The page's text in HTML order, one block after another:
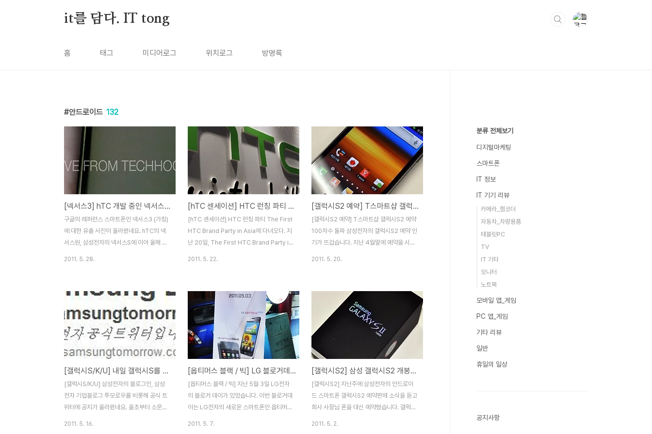
it를 담다. IT tong
홈 태그 미디어로그 위치로그 방명록
안드로이드 132
[넥서스3] hTC 개발 중인 넥서스3 테스트폰 유출?
구글의 레퍼런스 스마트폰인 넥서스3 (가칭)
에 대한 유출 사진이 올라왔네요. hTC의 넥
서스원, 삼성전자의 넥서스S에 이어 올해 말
라오는 글들을 종합해 보면, 넥서스3의 경우
NVIDIA의 테그라 프로세스 후속, 테그라3를
탑재하고 출시한다는 루머인데요. 무엇보다
출시 시기가 올해 12월 말이나 내년 1월초에
출시할 것으로 예상되기 때문에 테그라의 신
제품 출시시기와 일치하기 때문에 충분히 일
리가 있어보입니다. 무엇보다 안드로이드의
새버전인 아이스크림 샌드위치가 4분기 출
시 예정이니 더더욱 출시시기가 일치하는데
요. 아이스크림 샌드위치의..
2011. 5. 28.
[hTC 센세이션] HTC 런칭 파티 The First HTC Brand Party in Asia에 다녀오다.
[hTC 센세이션] HTC 런칭 파티 The First
HTC Brand Party in Asia에 다녀오다. 지
난 20일, The First HTC Brand Party in
제품을 비롯해 출시 예정인 모델/서비스 그리
고 유명 가수의 공연 등 다양한 볼거리가 풍
성한 행사였습니다. 런칭 파티 참여 경험이
많지는 않지만, 제가 참여했던 행사 중에 가
장 컸던 행사가 아닌가 생각됩니다. hTC가
그만큼 한국시장에 관심이 많다고 생각해야
겠죠? 초대장을 제출하면 이름 확인 후에 팔
에 위 사진과 같은 종이를 붙여주는데요. 예
전에 에버랜드에..
2011. 5. 22.
[갤럭시S2 예약] T스마트샵 갤럭시S2 예약 100차수 돌파
[갤럭시S2 예약] T스마트샵 갤럭시S2 예약
100차수 돌파 삼성전자의 갤럭시S2 예약 인
기가 뜨겁습니다. 지난 4월말에 예약을 시작
를 받으시더군요. SK텔레콤의 티스마트샵에
서 지금 100차수 예약을 받고 있습니다. 한
차수당 5000명이 예약을 하니, 벌써 최대
50만명이 SK텔레콤을 통해 예약을 했다는
얘기인데요. (취소/개통불가 인원이 있기 때
문에 실제 예약자수는 더욱 적습니다.) 어제
제 친구가 59차인데 개통되었다고 폰을 가지
고 왔던데, 10일 넘게 기다렸다고하더군요.
반면에 아직도 약 40차수 분들이 개통을 대
기하고 있..
2011. 5. 20.
[갤럭시S/K/U] 내일 갤럭시S를 비롯한 갤럭시시리즈 진저브레드 업그레이드
[갤럭시S/K/U] 삼성전자의 블로그인, 삼성
전자 기업블로그 투모로우를 비롯해 공식 트
위터에 공지가 올라왔네요. 올초부터 소문이
2011. 5. 16.
[옵티머스 블랙 / 빅] LG 블로거데이에서 만난 옵티머스 블랙 / 빅
[옵티머스 블랙 / 빅] 지난 5월 3일 LG전자
의 블로거 데이가 있었습니다. 이번 블로거데
이는 LG전자의 새로운 스마트폰인 옵티머스
2011. 5. 7.
[갤럭시S2] 삼성 갤럭시S2 개봉기 / 간단 사용후기
[갤럭시S2] 지난주에 삼성전자의 안드로이
드 스마트폰 갤럭시S2 예약판매 소식을 듣고
회사 사장님 폰을 대신 예약했습니다. 갤럭시
2011. 5. 2.
분류 전체보기
디지털마케팅
스마트폰
IT 정보
IT 기기 리뷰
카메라_캠코더
자동차_차량용품
태블릿PC
TV
IT 기타
모니터
노트북
모바일 앱_게임
PC 앱_게임
기타 리뷰
일반
휴일의 일상
공지사항